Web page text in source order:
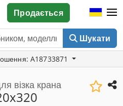
Шукати
Продається
A18733871
візка крана